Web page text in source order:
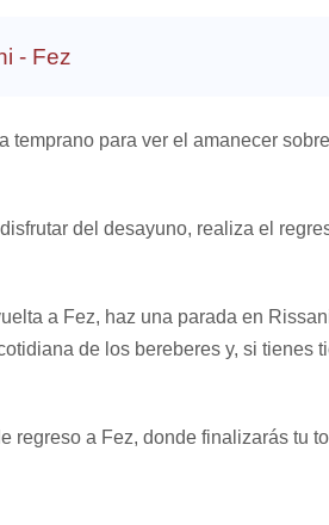
- Fez
temprano para ver el amanecer
del desayuno, realiza el
a Fez, haz una parada en
de los bereberes y, si tienes
regreso a Fez, donde finalizarás tu